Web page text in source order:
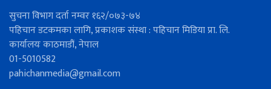
सुचना विभाग दर्ता नम्वर १६२/०७३-७४
पहिचान डटकमका लागि, प्रकाशक संस्था : पहिचान मिडिया प्रा. लि.
कार्यालयः काठमाडौं, नेपाल
01-5010582
pahichanmedia@gmail.com